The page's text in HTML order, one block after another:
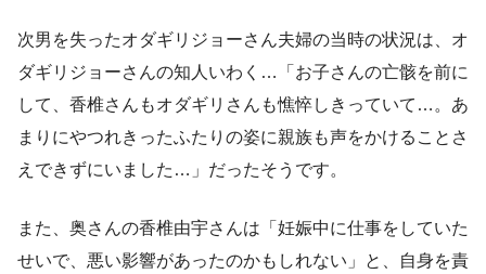
次男を失ったオダギリジョーさん夫婦の当時の状況は、オ
ダギリジョーさんの知人いわく…「お子さんの亡骸を前に
して、香椎さんもオダギリさんも憔悴しきっていて…。あ
まりにやつれきったふたりの姿に親族も声をかけることさ
えできずにいました…」だったそうです。
また、奥さんの香椎由宇さんは「妊娠中に仕事をしていた
せいで、悪い影響があったのかもしれない」と、自身を責